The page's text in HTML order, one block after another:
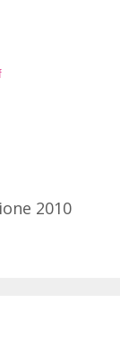
2010